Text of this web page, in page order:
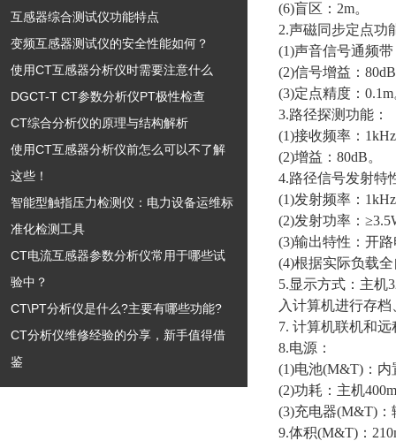
互感器综合测试仪功能特点
变频互感器测试仪的安全性能如何？
使用CT互感器分析仪时需要注意什么
DGCT-T CT参数分析仪PT极性检查
CT综合分析仪的原理与结构解析
使用CT互感器分析仪前怎么可以不了解
这些！
智能型触指压力检测仪：电力设备运维标
准化检测工具
CT电流互感器参数分析仪常用于哪些试
验中？
CT\PT分析仪是什么?主要有哪些功能?
CT分析仪维修经验的分享，新手值得借
鉴
(6)盲区：2m。
2.声磁同步定点功
(1)声音信号通频
(2)信号增益：
(3)定点精度：
3.路径探测功能：
(1)接收频率：
(2)增益：80dB。
4.路径信号发射特
(1)发射频率：
(2)发射功率：
(3)输出特性：开
(4)根据实际负载
5.显示方式：主机
入计算机进行存
7. 计算机联机和远
8.电源：
(1)电池(M&T)：内
(2)功耗：主机
(3)充电器(M&T)：
9.体积(M&T)：